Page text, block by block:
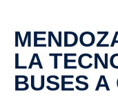
MENDOZA AVANZA CON
LA
BUSES A